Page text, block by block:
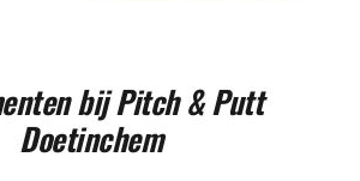
bij Pitch & Putt
Doetinchem